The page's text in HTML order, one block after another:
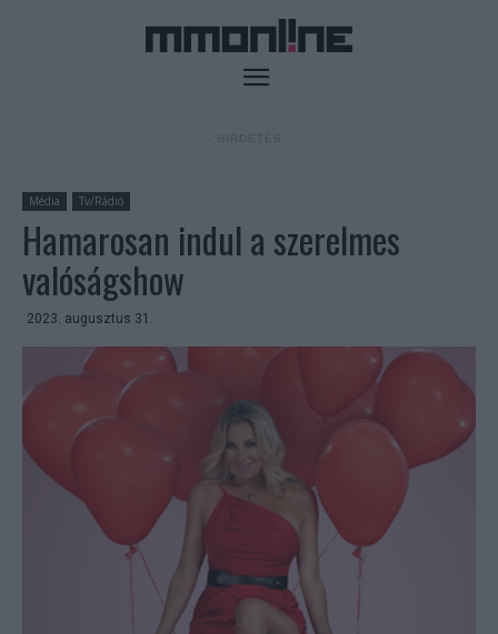
Média Tv/Rádió
Hamarosan indul a szerelmes
valóságshow
2023. augusztus 31.